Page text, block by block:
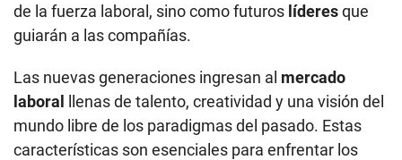
de la fuerza laboral, sino como futuros líderesque
guiarán a las compañías.
Las nuevas generaciones ingresan al mercado
laboral llenas de talento, creatividad y una visión del
mundo libre de los paradigmas del pasado. Estas
características son esenciales para enfrentar los